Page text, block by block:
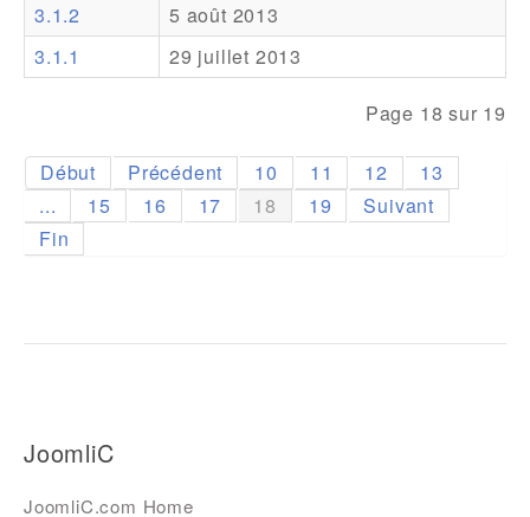
3.1.2
5 août 2013
3.1.1
29 juillet 2013
Page 18 sur 19
Début Précédent 10 11 12
13
...
15 16 17 18 19
Suivant
Fin
JoomliC
JoomliC.com Home